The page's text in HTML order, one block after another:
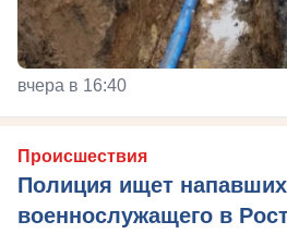
вчера в 16:40
Происшествия
Полиция ищет
военнослужащего в